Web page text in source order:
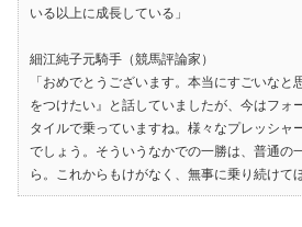
いる以上に成長している」
細江純子元騎手（競馬評論家）
「おめでとうございます。本当にすごいなと
をつけたい』と話していましたが、今はフォ
タイルで乗っていますね。様々なプレッシャ
でしょう。そういうなかでの一勝は、普通の
ら。これからもけがなく、無事に乗り続けて